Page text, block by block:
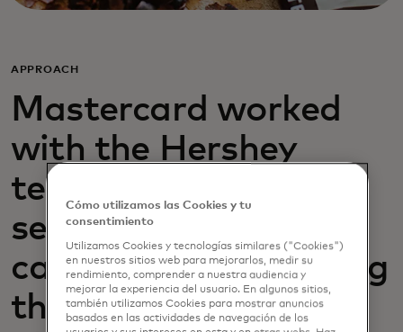
APPROACH
Mastercard worked
with the Hershey
team to implement
several new
capabilities leveraging
the SpendingPulse™
Cómo utilizamos las Cookies y tu
consentimiento
Utilizamos Cookies y tecnologías similares ("Cookies")
en nuestros sitios web para mejorarlos, medir su
rendimiento, comprender a nuestra audiencia y
mejorar la experiencia del usuario. En algunos sitios,
también utilizamos Cookies para mostrar anuncios
basados ​​en las actividades de navegación de los